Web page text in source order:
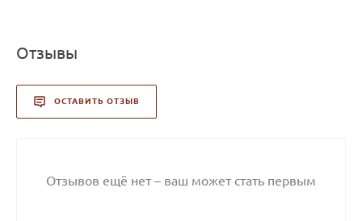
Отзывы
ОСТАВИТЬ ОТЗЫВ
Отзывов ещё нет – ваш может стать первым